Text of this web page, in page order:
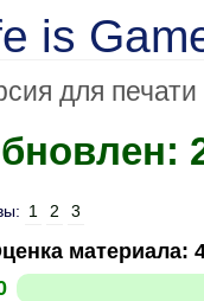
is
для печати
1 2 3
материала: